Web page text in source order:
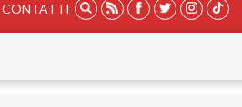
CONTATTI